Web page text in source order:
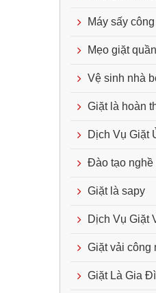
Máy sấy
Mẹo giặt
Vệ sinh nhà
Giặt là hoàn
Dịch Vụ Giặt
Đào tạo nghề
Giặt là sapy
Dịch Vụ Giặt
Giặt vải công
Giặt Là Gia